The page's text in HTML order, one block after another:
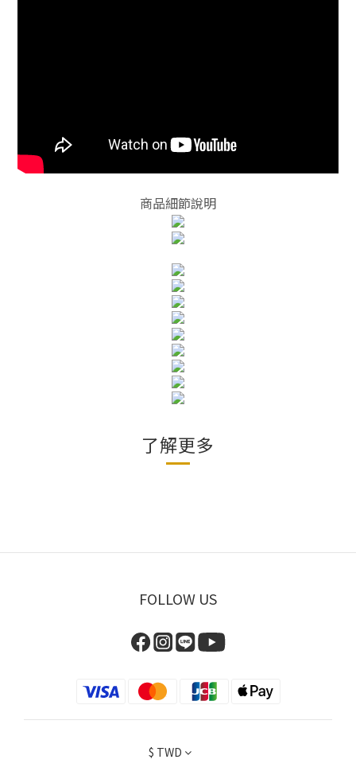
商品細節說明
了解更多
FOLLOW US
$ TWD